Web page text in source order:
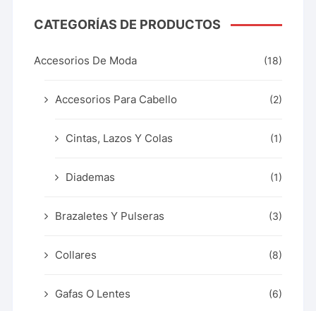
CATEGORÍAS DE PRODUCTOS
Accesorios De Moda (18)
Accesorios Para Cabello (2)
Cintas, Lazos Y Colas (1)
Diademas (1)
Brazaletes Y Pulseras (3)
Collares (8)
Gafas O Lentes (6)